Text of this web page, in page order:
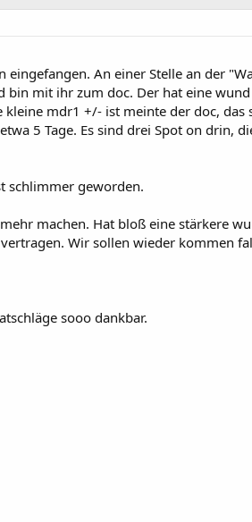
An einer Stelle an der
mit ihr zum doc. Der hat eine
mdr1 +/- ist meinte der doc,
5 Tage. Es sind drei Spot on drin,
schlimmer geworden.
machen. Hat bloß eine stärkere
Wir sollen wieder kommen
sooo dankbar.